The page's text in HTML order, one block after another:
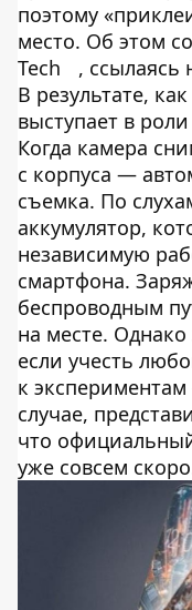
поэтому
место. Об этом
Tech
, ссылаясь
В результате,
выступает в
Когда камера
с корпуса —
съемка. По
аккумулятор,
независимую
смартфона.
беспроводным
на месте. Однако
если учесть
к
случае,
что
уже совсем